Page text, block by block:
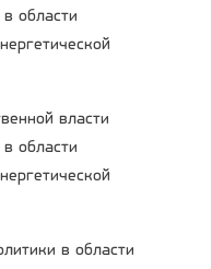
области
власти
области
в области